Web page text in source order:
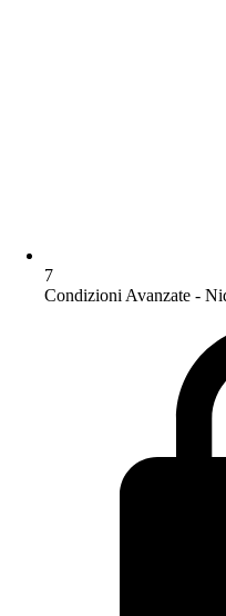
7
Condizioni Avanzate -